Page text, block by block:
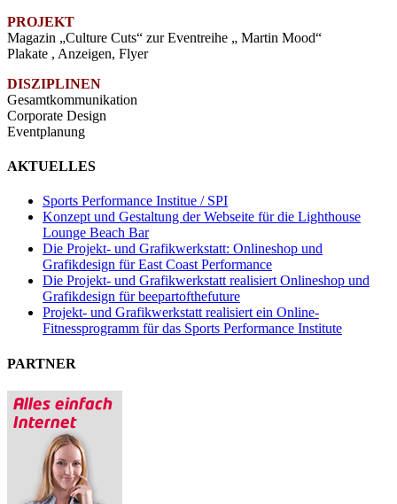
PROJEKT
Magazin „Culture Cuts“ zur Eventreihe „ Martin Mood“
Plakate , Anzeigen, Flyer
DISZIPLINEN
Gesamtkommunikation
Corporate Design
Eventplanung
AKTUELLES
Sports Performance Institue / SPI
Konzept und Gestaltung der Webseite für die Lighthouse
Lounge Beach Bar
Die Projekt- und Grafikwerkstatt: Onlineshop und
Grafikdesign für East Coast Performance
Die Projekt- und Grafikwerkstatt realisiert Onlineshop und
Grafikdesign für beepartofthefuture
Projekt- und Grafikwerkstatt realisiert ein Online-
Fitnessprogramm für das Sports Performance Institute
PARTNER